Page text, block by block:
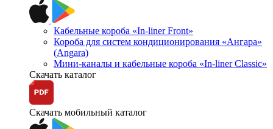
Кабельные короба «In-liner Front»
Короба для систем кондиционирования «Ангара»
(Angara)
Мини-каналы и кабельные короба «In-liner Classic»
Скачать каталог
Скачать мобильный каталог